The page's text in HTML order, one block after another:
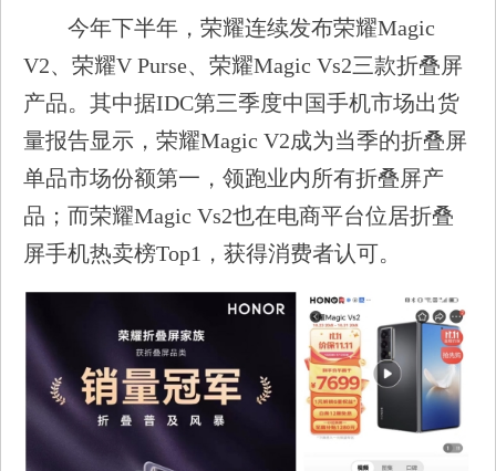
今年下半年，荣耀连续发布荣耀Magic
V2、荣耀V Purse、荣耀Magic Vs2三款折叠屏
产品。其中据IDC第三季度中国手机市场出货
量报告显示，荣耀Magic V2成为当季的折叠屏
单品市场份额第一，领跑业内所有折叠屏产
品；而荣耀Magic Vs2也在电商平台位居折叠
屏手机热卖榜Top1，获得消费者认可。